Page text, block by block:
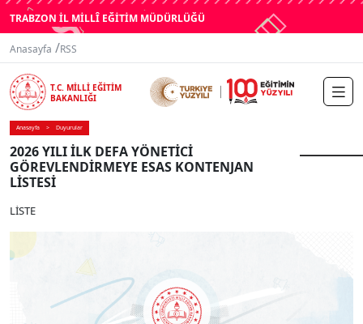
TRABZON İL MİLLÎ EĞİTİM MÜDÜRLÜĞÜ
Anasayfa /RSS
T.C. MİLLİ EĞİTİM
BAKANLIĞI
Anasayfa Duyurular
2026 YILI İLK DEFA YÖNETİCİ
GÖREVLENDİRMEYE ESAS KONTENJAN
LİSTESİ
LİSTE